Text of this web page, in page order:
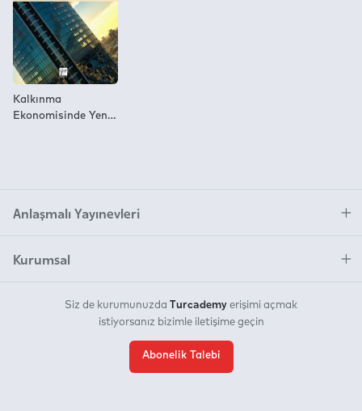
Kalkınma
Ekonomisinde Yeni
Anlaşmalı Yayınevleri
Kurumsal
Siz de kurumunuzda Turcademy erişimi açmak
istiyorsanız bizimle iletişime geçin
Abonelik Talebi